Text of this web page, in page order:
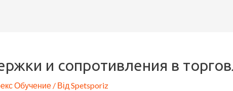
и сопротивления в
Обучение / Від Spetsporiz